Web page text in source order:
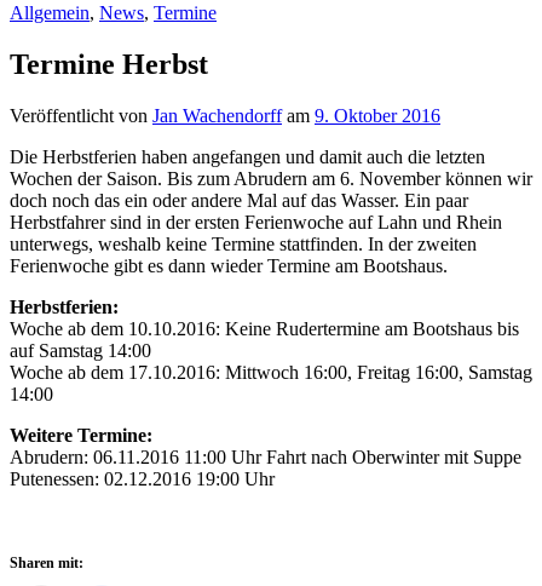
Allgemein, News, Termine
Termine Herbst
Veröffentlicht von Jan Wachendorffam 9. Oktober 2016
Die Herbstferien haben angefangen und damit auch die letzten
Wochen der Saison. Bis zum Abrudern am 6. November können wir
doch noch das ein oder andere Mal auf das Wasser. Ein paar
Herbstfahrer sind in der ersten Ferienwoche auf Lahn und Rhein
unterwegs, weshalb keine Termine stattfinden. In der zweiten
Ferienwoche gibt es dann wieder Termine am Bootshaus.
Herbstferien:
Woche ab dem 10.10.2016: Keine Rudertermine am Bootshaus bis
auf Samstag 14:00
Woche ab dem 17.10.2016: Mittwoch 16:00, Freitag 16:00, Samstag
14:00
Weitere Termine:
Abrudern: 06.11.2016 11:00 Uhr Fahrt nach Oberwinter mit Suppe
Putenessen: 02.12.2016 19:00 Uhr
Sharen mit: